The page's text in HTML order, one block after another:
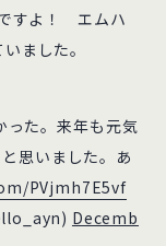
すよ！ エムハ
いました。
った。来年も元気
思いました。あ
PVjmh7E5vf
Decemb